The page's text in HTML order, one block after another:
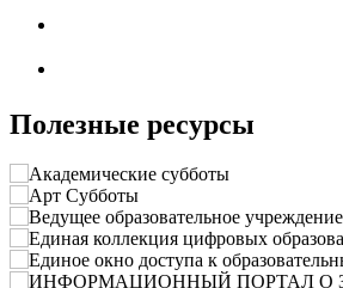
Полезные ресурсы